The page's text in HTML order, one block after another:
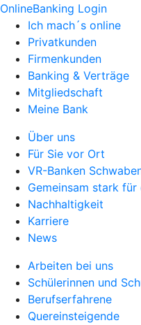
OnlineBanking Login
Ich mach´s online
Privatkunden
Firmenkunden
Banking & Verträge
Mitgliedschaft
Meine Bank
Über uns
Für Sie vor Ort
VR-Banken
Gemeinsam stark
Nachhaltigkeit
Karriere
News
Arbeiten bei uns
Schülerinnen und
Berufserfahrene
Quereinsteigende